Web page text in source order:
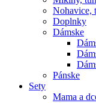
Nohavice,
Doplnky
Dámske
Pánske
Sety
Mama a